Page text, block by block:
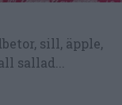
sill, äpple,
sallad...